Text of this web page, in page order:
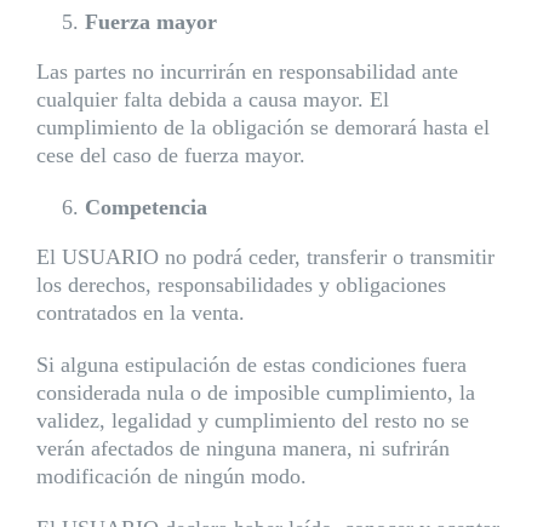
Fuerza mayor
Las partes no incurrirán en responsabilidad ante
cualquier falta debida a causa mayor. El
cumplimiento de la obligación se demorará hasta el
cese del caso de fuerza mayor.
Competencia
El USUARIO no podrá ceder, transferir o transmitir
los derechos, responsabilidades y obligaciones
contratados en la venta.
Si alguna estipulación de estas condiciones fuera
considerada nula o de imposible cumplimiento, la
validez, legalidad y cumplimiento del resto no se
verán afectados de ninguna manera, ni sufrirán
modificación de ningún modo.